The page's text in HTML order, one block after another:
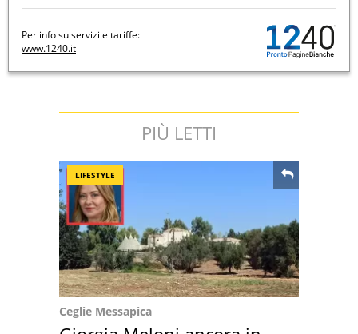
Per info su servizi e tariffe:
www.1240.it
PIÙ LETTI
LIFESTYLE
Ceglie Messapica